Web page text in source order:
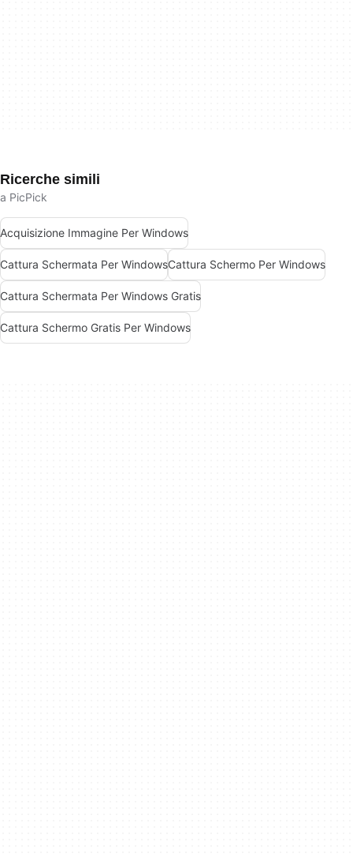
Ricerche simili
a PicPick
Acquisizione Immagine Per Windows
Cattura Schermata Per WindowsCattura Schermo Per Windows
Cattura Schermata Per Windows Gratis
Cattura Schermo Gratis Per Windows